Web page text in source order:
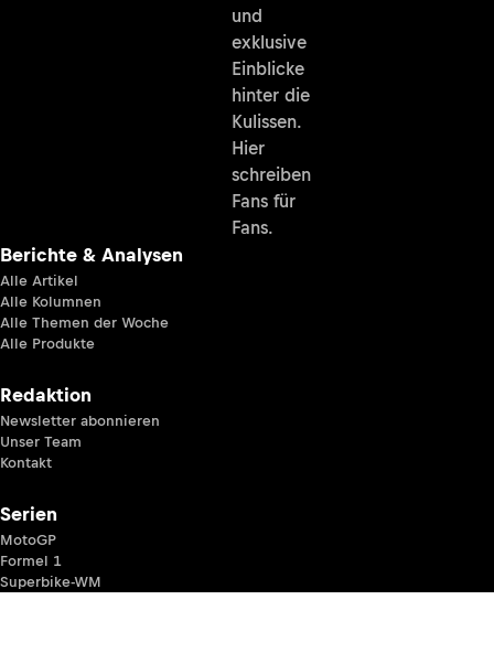
und
exklusive
Einblicke
hinter die
Kulissen.
Hier
schreiben
Fans für
Fans.
Berichte & Analysen
Alle Artikel
Alle Kolumnen
Alle Themen der Woche
Alle Produkte
Redaktion
Newsletter abonnieren
Unser Team
Kontakt
Serien
MotoGP
Formel 1
Superbike-WM